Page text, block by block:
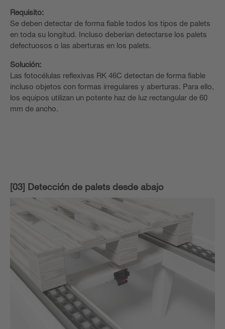
Requisito:
Se deben detectar de forma fiable todos los tipos de palets
en toda su longitud. Incluso deberían detectarse los palets
defectuosos o las aberturas en los palets.
Solución:
Las fotocélulas reflexivas RK 46C detectan de forma fiable
incluso objetos con formas irregulares y aberturas. Para ello,
los equipos utilizan un potente haz de luz rectangular de 60
mm de ancho.
[03] Detección de palets desde abajo